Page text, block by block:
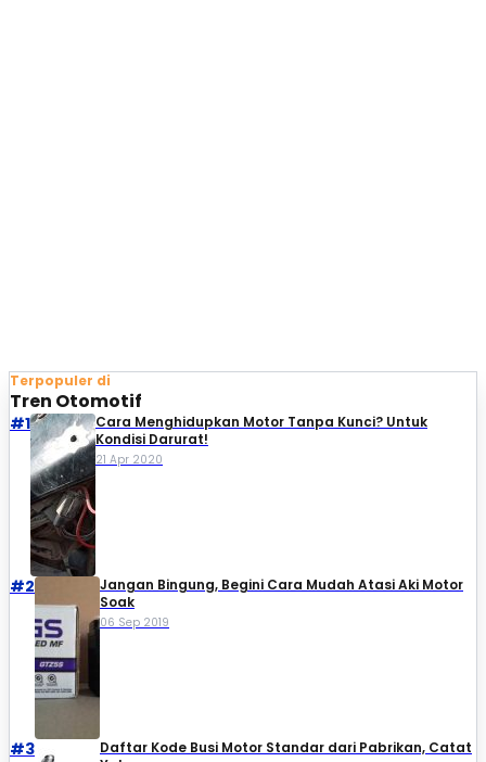
Terpopuler di
Tren Otomotif
#1
Cara Menghidupkan Motor Tanpa Kunci? Untuk
Kondisi Darurat!
21 Apr 2020
#2
Jangan Bingung, Begini Cara Mudah Atasi Aki Motor
Soak
06 Sep 2019
#3
Daftar Kode Busi Motor Standar dari Pabrikan, Catat